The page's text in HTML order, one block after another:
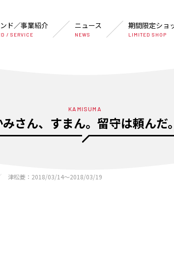
ド／事業紹介
/ SERVICE
ニュース
NEWS
期間限定ショ
LIMITED SHOP
KAMISUMA
さん、すまん。留守は頼んだ。
津松菱：2018/03/14〜2018/03/19